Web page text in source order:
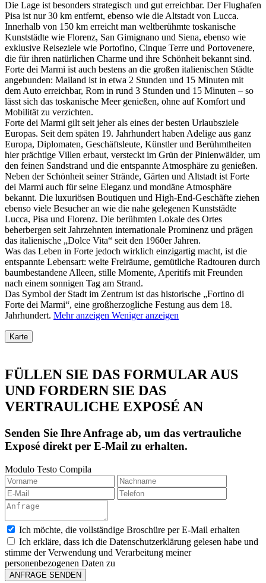
Die Lage ist besonders strategisch und gut erreichbar. Der Flughafen
Pisa ist nur 30 km entfernt, ebenso wie die Altstadt von Lucca.
Innerhalb von 150 km erreicht man weltberühmte toskanische
Kunststädte wie Florenz, San Gimignano und Siena, ebenso wie
exklusive Reiseziele wie Portofino, Cinque Terre und Portovenere,
die für ihren natürlichen Charme und ihre Schönheit bekannt sind.
Forte dei Marmi ist auch bestens an die großen italienischen Städte
angebunden: Mailand ist in etwa 2 Stunden und 15 Minuten mit
dem Auto erreichbar, Rom in rund 3 Stunden und 15 Minuten – so
lässt sich das toskanische Meer genießen, ohne auf Komfort und
Mobilität zu verzichten.
Forte dei Marmi gilt seit jeher als eines der besten Urlaubsziele
Europas. Seit dem späten 19. Jahrhundert haben Adelige aus ganz
Europa, Diplomaten, Geschäftsleute, Künstler und Berühmtheiten
hier prächtige Villen erbaut, versteckt im Grün der Pinienwälder, um
den feinen Sandstrand und die entspannte Atmosphäre zu genießen.
Neben der Schönheit seiner Strände, Gärten und Altstadt ist Forte
dei Marmi auch für seine Eleganz und mondäne Atmosphäre
bekannt. Die luxuriösen Boutiquen und High-End-Geschäfte ziehen
ebenso viele Besucher an wie die nahe gelegenen Kunststädte
Lucca, Pisa und Florenz. Die berühmten Lokale des Ortes
beherbergen seit Jahrzehnten internationale Prominenz und prägen
das italienische „Dolce Vita“ seit den 1960er Jahren.
Was das Leben in Forte jedoch wirklich einzigartig macht, ist die
entspannte Lebensart: weite Freiräume, gemütliche Radtouren durch
baumbestandene Alleen, stille Momente, Aperitifs mit Freunden
nach einem sonnigen Tag am Strand.
Das Symbol der Stadt im Zentrum ist das historische „Fortino di
Forte dei Marmi“, eine großherzogliche Festung aus dem 18.
Jahrhundert. Mehr anzeigen Weniger anzeigen
Karte
FÜLLEN SIE DAS FORMULAR AUS
UND FORDERN SIE DAS
VERTRAULICHE EXPOSÉ AN
Senden Sie Ihre Anfrage ab, um das vertrauliche
Exposé direkt per E-Mail zu erhalten.
Modulo Testo Compila
Ich möchte, die vollständige Broschüre per E-Mail erhalten
Ich erkläre, dass ich die Datenschutzerklärung gelesen habe und
stimme der Verwendung und Verarbeitung meiner
personenbezogenen Daten zu